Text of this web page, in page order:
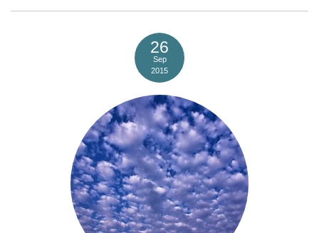
26
Sep
2015